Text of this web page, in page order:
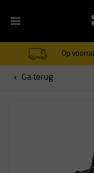
Op
Ga terug